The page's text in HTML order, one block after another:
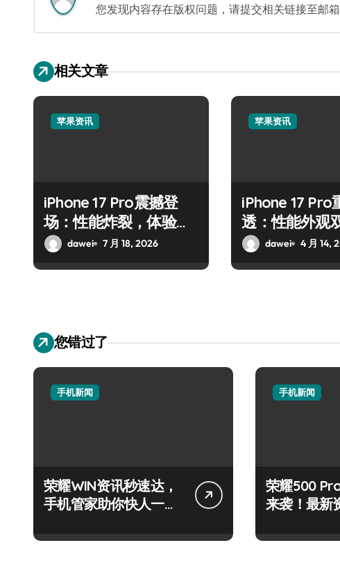
您发现内容存在版权问题，请提交相关链接至邮
相关文章
苹果资讯
iPhone 17 Pro震撼登
场：性能炸裂，体验全
面升维
dawei 7 月 18, 2026
苹果资讯
iPhone 17 Pro
透：性能外观
dawei 4 月 14,
您错过了
手机新闻
荣耀WIN资讯秒速达，
手机管家助你快人一步
手机新闻
荣耀500
来袭！最新